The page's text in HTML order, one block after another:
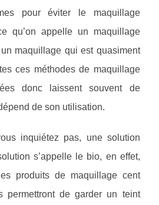
pour éviter le maquillage
qu’on appelle un maquillage
un maquillage qui est quasiment
ces méthodes de maquillage
donc laissent souvent de
de son utilisation.
inquiétez pas, une solution
s’appelle le bio, en effet,
produits de maquillage cent
permettront de garder un teint